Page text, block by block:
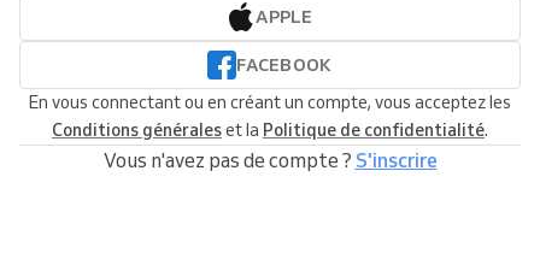
APPLE
FACEBOOK
En vous connectant ou en créant un compte, vous acceptez les
Conditions généraleset la Politique de confidentialité.
Vous n'avez pas de compte ? S'inscrire